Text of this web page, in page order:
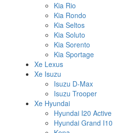
Kia Rio
Kia Rondo
Kia Seltos
Kia Soluto
Kia Sorento
Kia Sportage
Xe Lexus
Xe Isuzu
Isuzu D-Max
Isuzu Trooper
Xe Hyundai
Hyundai I20 Active
Hyundai Grand I10